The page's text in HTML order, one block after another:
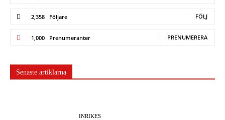
2,358 Följare FÖLJ
1,000 Prenumeranter PRENUMERERA
Senaste artiklarna
INRIKES